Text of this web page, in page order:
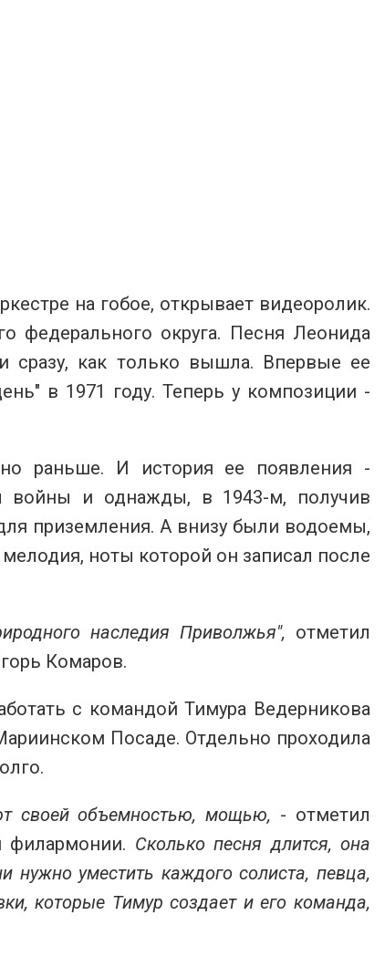
на гобое, открывает видеоролик.
федерального округа. Песня Леонида
сразу, как только вышла. Впервые ее
в 1971 году. Теперь у композиции -
раньше. И история ее появления -
войны и однажды, в 1943-м, получив
приземления. А внизу были водоемы,
ноты которой он записал после
наследия Приволжья", отметил
Комаров.
с командой Тимура Ведерникова
Посаде. Отдельно проходила
своей объемностью, мощью, - отметил
филармонии. Сколько песня длится, она
нужно уместить каждого солиста, певца,
которые Тимур создает и его команда,